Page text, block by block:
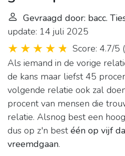
Gevraagd door: bacc.
update: 14 juli 2025
Score: 4.7/5 (
Als iemand in de vorige
de kans maar liefst 45
volgende relatie ook zal
procent van mensen die
relatie. Alsnog best een
dus op z'n bestéén op vijf
vreemdgaan.